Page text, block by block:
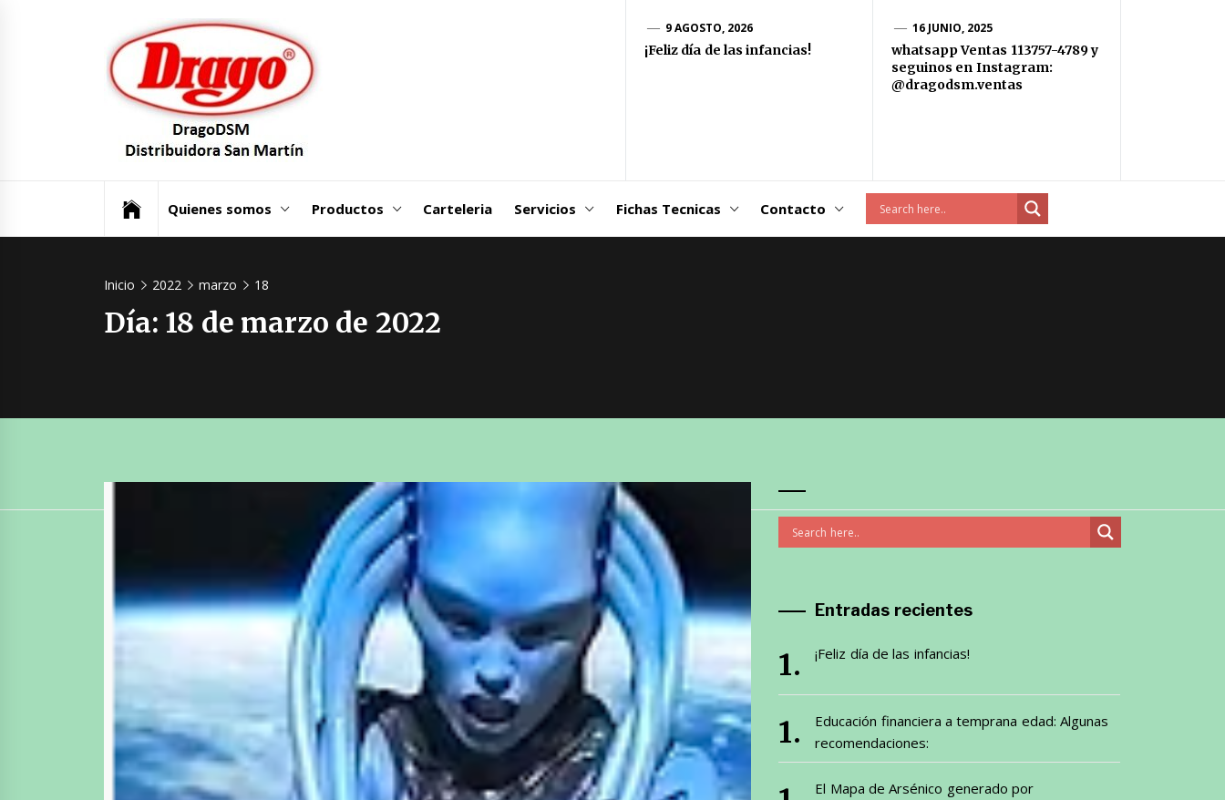
9 AGOSTO, 2026
¡Feliz día de las infancias!
16 JUNIO, 2025
whatsapp Ventas 113757-4789 y
seguinos en Instagram:
@dragodsm.ventas
Quienes somos Productos Carteleria Servicios Fichas Tecnicas Contacto
Inicio 2022 marzo 18
Día: 18 de marzo de 2022
Entradas recientes
¡Feliz día de las infancias!
Educación financiera a temprana edad: Algunas
recomendaciones:
El Mapa de Arsénico generado por